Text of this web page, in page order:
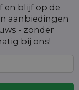
en blijf op de
aanbiedingen
- zonder
bij ons!